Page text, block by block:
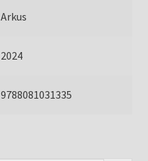
Arkus
2024
9788081031335